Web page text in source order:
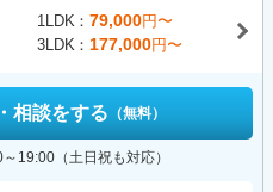
1LDK 79,000円〜
3LDK 177,000円〜
相談をする （無料）
19:00（土日祝も対応）